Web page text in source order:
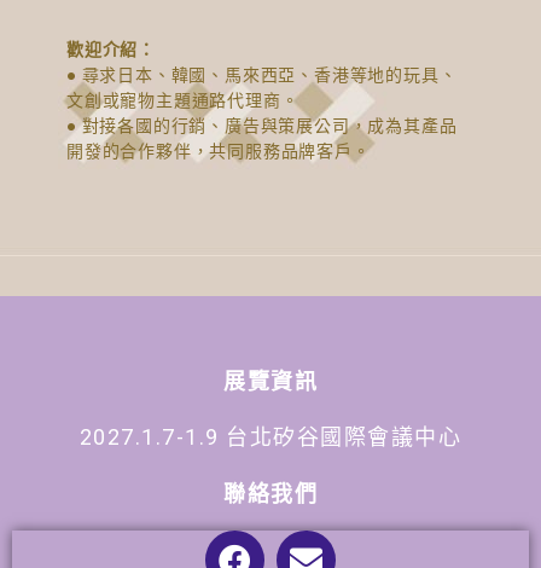
歡迎介紹：
● 尋求日本、韓國、馬來西亞、香港等地的玩具、
文創或寵物主題通路代理商。
● 對接各國的行銷、廣告與策展公司，成為其產品
開發的合作夥伴，共同服務品牌客戶。
展覽資訊
2027.1.7-1.9 台北矽谷國際會議中心
聯絡我們